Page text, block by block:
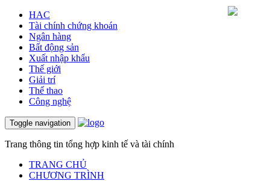
HAC
Tài chính chứng khoán
Ngân hàng
Bất động sản
Xuất nhập khẩu
Thế giới
Giải trí
Thể thao
Công nghệ
Toggle navigation
Trang thông tin tổng hợp kinh tế và tài chính
TRANG CHỦ
CHƯƠNG TRÌNH